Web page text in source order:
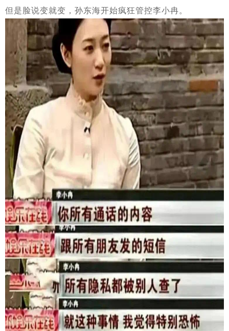
但是脸说变就变，孙东海开始疯狂管控李小冉。